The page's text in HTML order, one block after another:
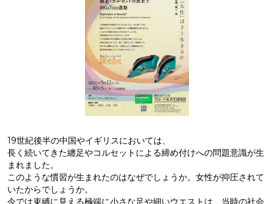
19世紀後半の中国やイギリスにおいては、
長く続いてきた纏足やコルセットによる締め付けへの問題意識が生
まれました。
このような慣習が生まれたのはなぜでしょうか。女性が抑圧されて
いたからでしょうか。